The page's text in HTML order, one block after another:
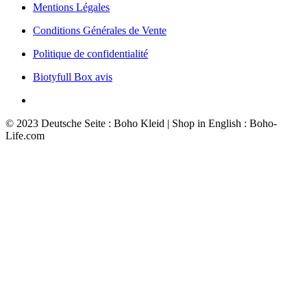
Mentions Légales
Conditions Générales de Vente
Politique de confidentialité
Biotyfull Box avis
© 2023 Deutsche Seite : Boho Kleid | Shop in English : Boho-
Life.com